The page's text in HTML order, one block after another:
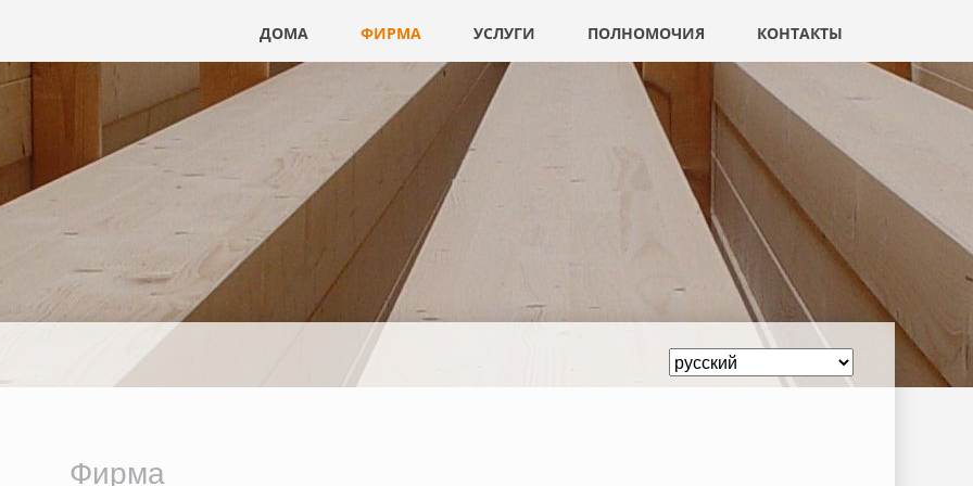
навигацию
ДОМА ФИРМА УСЛУГИ ПОЛНОМОЧИЯ КОНТАКТЫ
Фирма